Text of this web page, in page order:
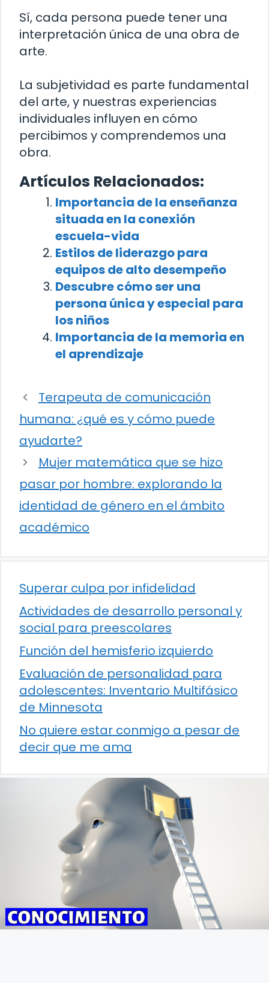
Sí, cada persona puede tener una
interpretación única de una obra de
arte.
La subjetividad es parte fundamental
del arte, y nuestras experiencias
individuales influyen en cómo
percibimos y comprendemos una
obra.
Artículos Relacionados:
Importancia de la enseñanza
situada en la conexión
escuela-vida
Estilos de liderazgo para
equipos de alto desempeño
Descubre cómo ser una
persona única y especial para
los niños
Importancia de la memoria en
el aprendizaje
Terapeuta de comunicación
humana: ¿qué es y cómo puede
ayudarte?
Mujer matemática que se hizo
pasar por hombre: explorando la
identidad de género en el ámbito
académico
Superar culpa por infidelidad
Actividades de desarrollo personal y
social para preescolares
Función del hemisferio izquierdo
Evaluación de personalidad para
adolescentes: Inventario Multifásico
de Minnesota
No quiere estar conmigo a pesar de
decir que me ama